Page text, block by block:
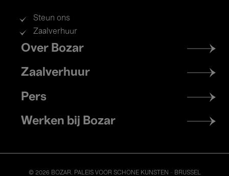
Steun ons
Zaalverhuur
Footer
menu
Over Bozar
Zaalverhuur
Pers
Werken bij Bozar
© 2026 BOZAR. PALEIS VOOR SCHONE KUNSTEN - BRUSSEL